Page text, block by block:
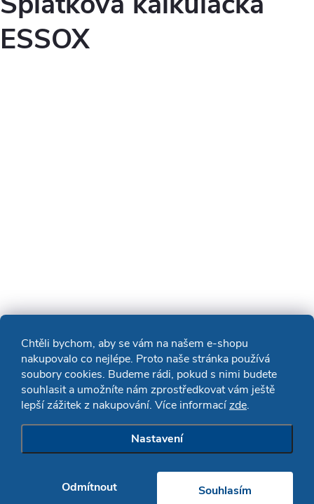
Chtěli bychom, aby se vám na našem e-shopu
nakupovalo co nejlépe. Proto naše stránka používá
soubory cookies. Budeme rádi, pokud s nimi budete
souhlasit a umožníte nám zprostředkovat vám ještě
lepší zážitek z nakupování. Více informacízde.
Nastavení
Odmítnout Souhlasím
ESSOX